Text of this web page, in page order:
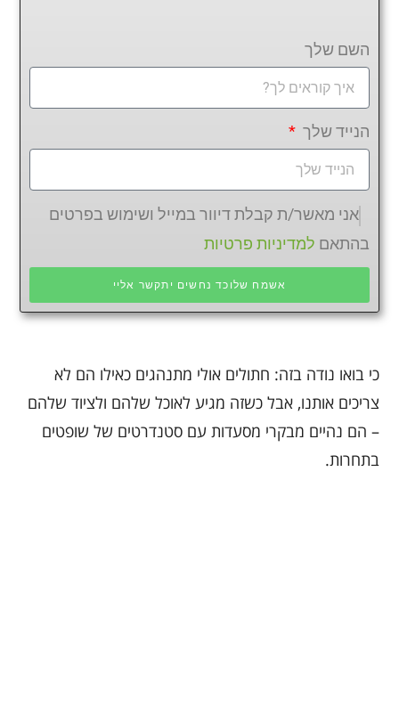
השם שלך
הנייד שלך
אני מאשר/ת קבלת דיוור במייל ושימוש בפרטים
בהתאם למדיניות פרטיות
אשמח שלוכד נחשים יתקשר אליי
כי בואו נודה בזה: חתולים אולי מתנהגים כאילו הם לא
צריכים אותנו, אבל כשזה מגיע לאוכל שלהם ולציוד שלהם
– הם נהיים מבקרי מסעדות עם סטנדרטים של שופטים
בתחרות.